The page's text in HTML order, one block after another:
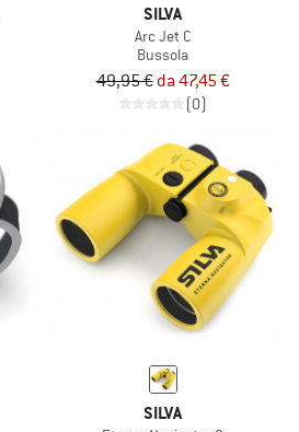
SILVA
Arc Jet C
Bussola
49,95 € da 47,45 €
(0)
SILVA